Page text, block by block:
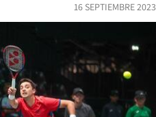
16 SEPTIEMBRE 2023